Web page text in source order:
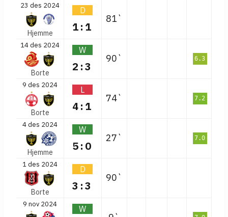
23 des 2024
Hjemme
D
1:1
81`
14 des 2024
Borte
W
2:3
90` 6.3
9 des 2024
Borte
L
4:1
74` 7.2
4 des 2024
Hjemme
W
5:0
27` 7.0
1 des 2024
Borte
D
3:3
90`
9 nov 2024 W